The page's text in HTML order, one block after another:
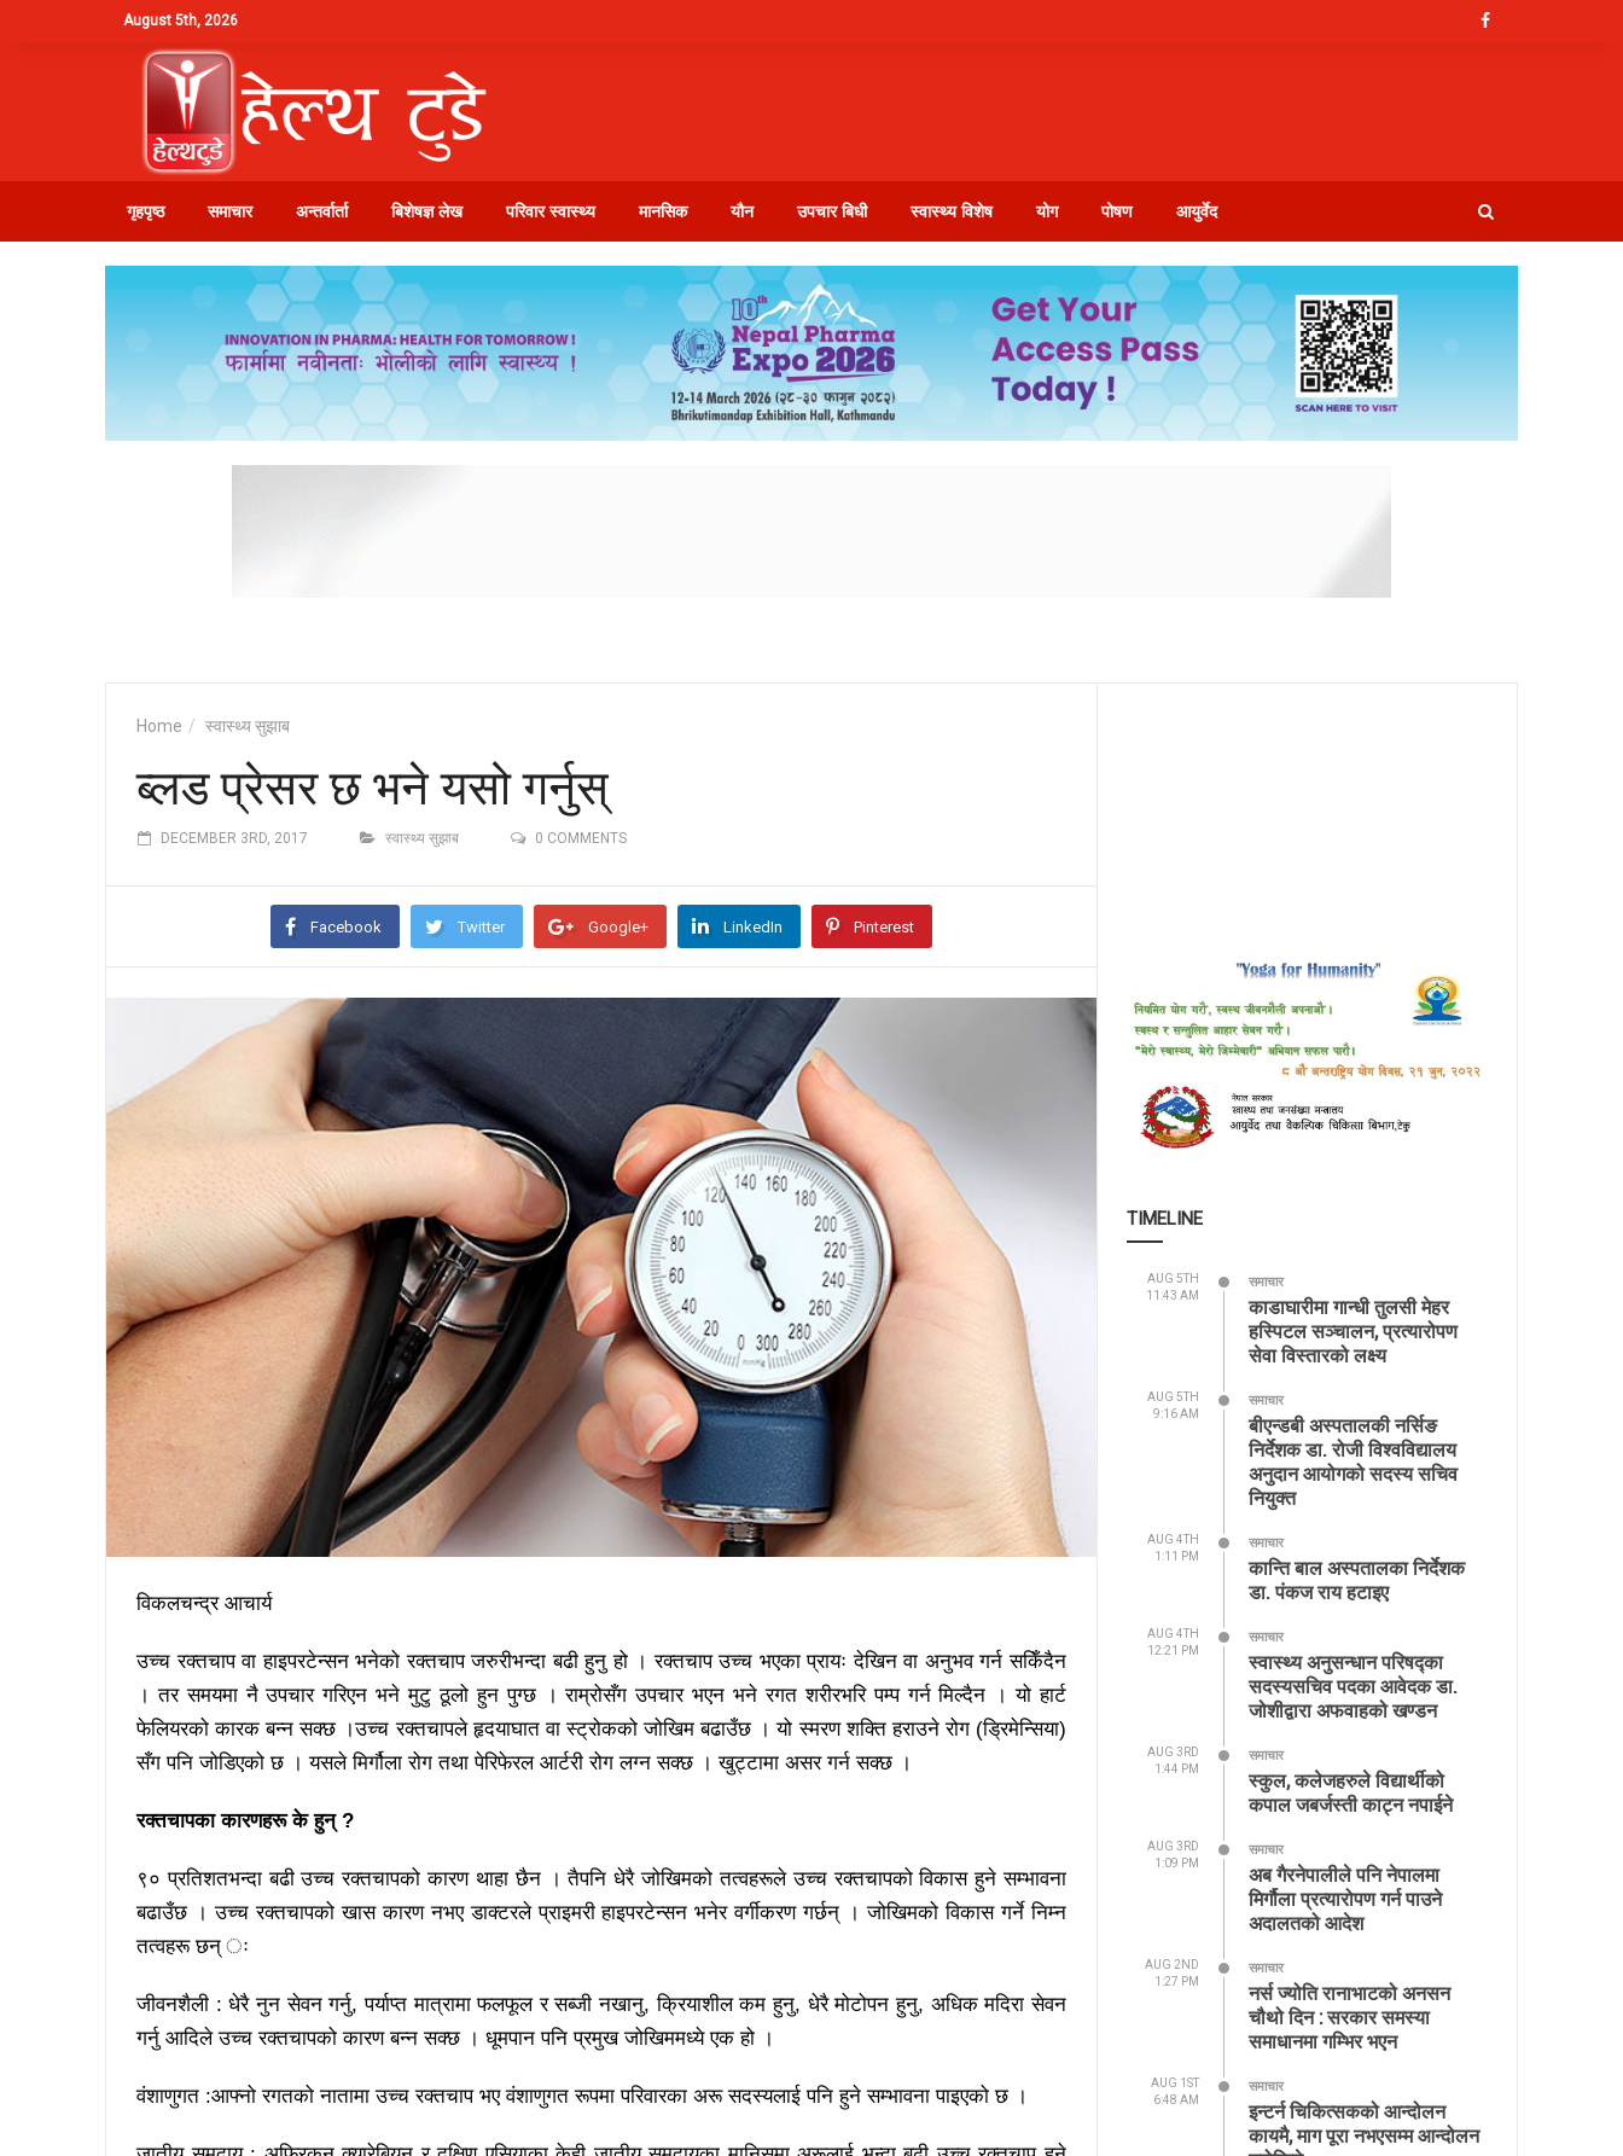
August 5th, 2026
गृहपृष्ठ समाचार अन्तर्वार्ता बिशेषज्ञ लेख परिवार स्वास्थ्य मानसिक यौन उपचार बिधी स्वास्थ्य विशेष योग पोषण आयुर्वेद
Home स्वास्थ्य सुझाब
ब्लड प्रेसर छ भने यसो गर्नुस्
DECEMBER 3RD, 2017 स्वास्थ्य सुझाब 0 COMMENTS
Facebook Twitter Google+ LinkedIn Pinterest
विकलचन्द्र आचार्य
उच्च रक्तचाप वा हाइपरटेन्सन भनेको रक्तचाप जरुरीभन्दा बढी हुनु हो । रक्तचाप उच्च भएका प्रायः देखिन वा अनुभव गर्न सकिँदैन
। तर समयमा नै उपचार गरिएन भने मुटु ठूलो हुन पुग्छ । राम्रोसँग उपचार भएन भने रगत शरीरभरि पम्प गर्न मिल्दैन । यो हार्ट
फेलियरको कारक बन्न सक्छ ।उच्च रक्तचापले हृदयाघात वा स्ट्रोकको जोखिम बढाउँछ । यो स्मरण शक्ति हराउने रोग (ड्रिमेन्सिया)
सँग पनि जोडिएको छ । यसले मिर्गौला रोग तथा पेरिफेरल आर्टरी रोग लग्न सक्छ । खुट्टामा असर गर्न सक्छ ।
रक्तचापका कारणहरू के हुन् ?
९० प्रतिशतभन्दा बढी उच्च रक्तचापको कारण थाहा छैन । तैपनि धेरै जोखिमको तत्वहरूले उच्च रक्तचापको विकास हुने सम्भावना
बढाउँछ । उच्च रक्तचापको खास कारण नभए डाक्टरले प्राइमरी हाइपरटेन्सन भनेर वर्गीकरण गर्छन् । जोखिमको विकास गर्ने निम्न
तत्वहरू छन् ः
जीवनशैली : धेरै नुन सेवन गर्नु, पर्याप्त मात्रामा फलफूल र सब्जी नखानु, क्रियाशील कम हुनु, धेरै मोटोपन हुनु, अधिक मदिरा सेवन
गर्नु आदिले उच्च रक्तचापको कारण बन्न सक्छ । धूमपान पनि प्रमुख जोखिममध्ये एक हो ।
वंशाणुगत :आफ्नो रगतको नातामा उच्च रक्तचाप भए वंशाणुगत रूपमा परिवारका अरू सदस्यलाई पनि हुने सम्भावना पाइएको छ ।
TIMELINE
AUG 5TH
11:43 AM
समाचार
काडाघारीमा गान्धी तुलसी मेहर
हस्पिटल सञ्चालन, प्रत्यारोपण
सेवा विस्तारको लक्ष्य
AUG 5TH
9:16 AM
समाचार
बीएन्डबी अस्पतालकी नर्सिङ
निर्देशक डा. रोजी विश्वविद्यालय
अनुदान आयोगको सदस्य सचिव
नियुक्त
AUG 4TH
1:11 PM
समाचार
कान्ति बाल अस्पतालका निर्देशक
डा. पंकज राय हटाइए
AUG 4TH
12:21 PM
समाचार
स्वास्थ्य अनुसन्धान परिषद्का
सदस्यसचिव पदका आवेदक डा.
जोशीद्वारा अफवाहको खण्डन
AUG 3RD
1:44 PM
समाचार
स्कुल, कलेजहरुले विद्यार्थीको
कपाल जबर्जस्ती काट्न नपाईने
AUG 3RD
1:09 PM
समाचार
अब गैरनेपालीले पनि नेपालमा
मिर्गौला प्रत्यारोपण गर्न पाउने
अदालतको आदेश
AUG 2ND
1:27 PM
समाचार
नर्स ज्योति रानाभाटको अनसन
चौथो दिन : सरकार समस्या
समाधानमा गम्भिर भएन
AUG 1ST
6:48 AM
समाचार
इन्टर्न चिकित्सकको आन्दोलन
कायमै, माग पूरा नभएसम्म आन्दोलन